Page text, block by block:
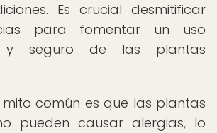
Es crucial desmitificar
para fomentar un uso
y seguro de las plantas
común es que las plantas
pueden causar alergias, lo